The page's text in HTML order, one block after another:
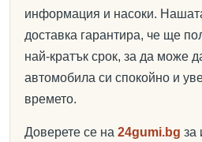
информация и насоки.
доставка гарантира, че ще
най-кратък срок, за да може
автомобила си спокойно и
времето.
Доверете се на 24gumi.bg за